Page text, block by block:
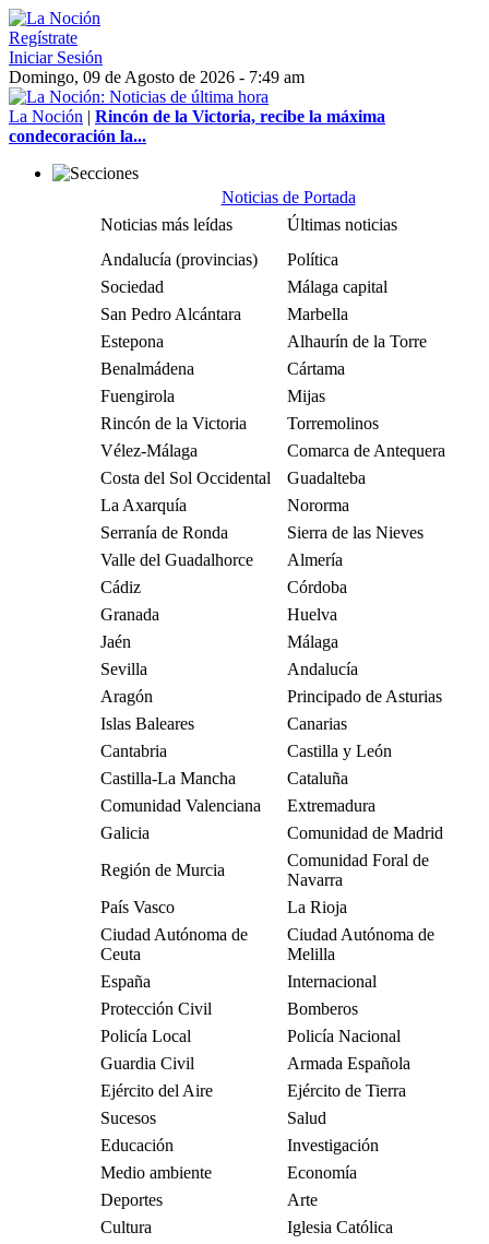
Regístrate
Iniciar Sesión
Domingo, 09 de Agosto de 2026 - 7:49 am
La Noción | Rincón de la Victoria, recibe la máxima
condecoración la...
Noticias de Portada
Noticias más leídas
Últimas noticias
Andalucía (provincias)
Política
Sociedad
Málaga capital
San Pedro Alcántara
Marbella
Estepona
Alhaurín de la Torre
Benalmádena
Cártama
Fuengirola
Mijas
Rincón de la Victoria
Torremolinos
Vélez-Málaga
Comarca de Antequera
Costa del Sol Occidental
Guadalteba
La Axarquía
Nororma
Serranía de Ronda
Sierra de las Nieves
Valle del Guadalhorce
Almería
Cádiz
Córdoba
Granada
Huelva
Jaén
Málaga
Sevilla
Andalucía
Aragón
Principado de Asturias
Islas Baleares
Canarias
Cantabria
Castilla y León
Castilla-La Mancha
Cataluña
Comunidad Valenciana
Extremadura
Galicia
Comunidad de Madrid
Región de Murcia
Comunidad Foral de
Navarra
País Vasco
La Rioja
Ciudad Autónoma de
Ceuta
Ciudad Autónoma de
Melilla
España
Internacional
Protección Civil
Bomberos
Policía Local
Policía Nacional
Guardia Civil
Armada Española
Ejército del Aire
Ejército de Tierra
Sucesos
Salud
Educación
Investigación
Medio ambiente
Economía
Deportes
Arte
Cultura
Iglesia Católica